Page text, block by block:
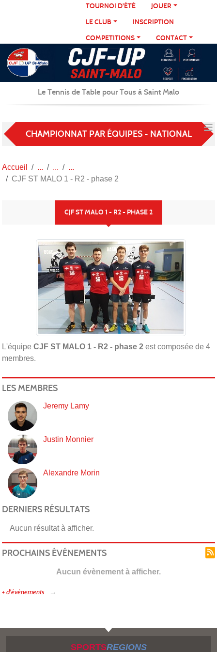
TOURNOI D'ÉTÉ
JOUER
LE CLUB
INSCRIPTION
COMPETITIONS
CONTACT
Le Tennis de Table pour Tous à Saint Malo
CHAMPIONNAT PAR ÉQUIPES - NATIONAL
Accueil
CJF ST MALO 1 - R2 - phase 2
CJF ST MALO 1 - R2 - PHASE 2
L'équipe CJF ST MALO 1 - R2 - phase 2 est composée de 4
membres.
LES MEMBRES
Jeremy Lamy
Justin Monnier
Alexandre Morin
DERNIERS RÉSULTATS
Aucun résultat à afficher.
PROCHAINS ÉVÉNEMENTS
Aucun évènement à afficher.
+ d'évènements
SPORTSREGIONS
Panneau de gestion des cookies